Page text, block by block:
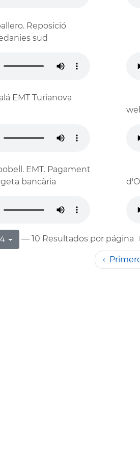
Reposició
sud
EMT Turianova
EMT. Pagament
bancària
— 10 Resultados por página
←